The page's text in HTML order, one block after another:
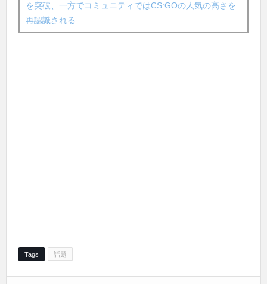
を突破、一方でコミュニティではCS:GOの人気の高さを
再認識される
Tags 話題